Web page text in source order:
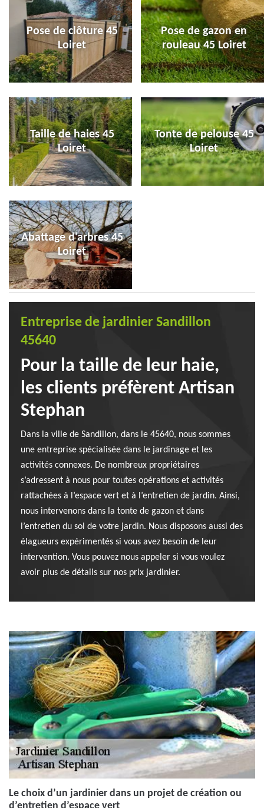
Pose de clôture 45
Loiret
Pose de gazon en
rouleau 45 Loiret
Taille de haies 45
Loiret
Tonte de pelouse 45
Loiret
Abattage d'arbres 45
Loiret
Entreprise de jardinier Sandillon
45640
Pour la taille de leur haie,
les clients préfèrent Artisan
Stephan
Dans la ville de Sandillon, dans le 45640, nous sommes
une entreprise spécialisée dans le jardinage et les
activités connexes. De nombreux propriétaires
s’adressent à nous pour toutes opérations et activités
rattachées à l’espace vert et à l’entretien de jardin. Ainsi,
nous intervenons dans la tonte de gazon et dans
l’entretien du sol de votre jardin. Nous disposons aussi des
élagueurs expérimentés si vous avez besoin de leur
intervention. Vous pouvez nous appeler si vous voulez
avoir plus de détails sur nos prix jardinier.
Le choix d’un jardinier dans un projet de création ou